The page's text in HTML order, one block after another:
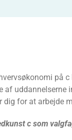
på
uddannelserne
for at arbejde
c som